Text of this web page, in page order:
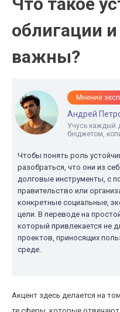
облигации
важны?
Мнение
Андрей
Учусь каждый
бюджетом,
Чтобы понять роль
разобраться, что они из
долговые инструменты, с
правительство или
конкретные социальные,
цели. В переводе на
который привлекается не
проектов, приносящих
среде.
Акцент здесь делается на